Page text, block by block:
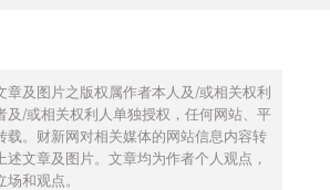
章及图片之版权属作者本人及/或相关权利
及/或相关权利人单独授权，任何网站、平
载。财新网对相关媒体的网站信息内容转
述文章及图片。文章均为作者个人观点，
和观点。